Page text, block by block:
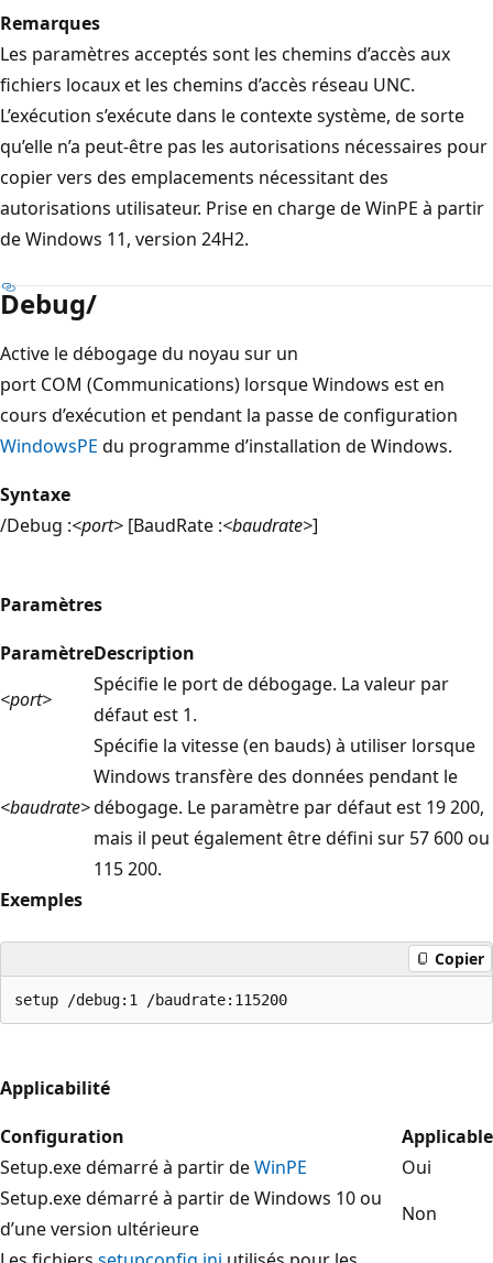
Remarques
Les paramètres acceptés sont les chemins d’accès aux
fichiers locaux et les chemins d’accès réseau UNC.
L’exécution s’exécute dans le contexte système, de sorte
qu’elle n’a peut-être pas les autorisations nécessaires pour
copier vers des emplacements nécessitant des
autorisations utilisateur. Prise en charge de WinPE à partir
de Windows 11, version 24H2.
Debug/
Active le débogage du noyau sur un
port COM (Communications) lorsque Windows est en
cours d’exécution et pendant la passe de configuration
WindowsPE du programme d’installation de Windows.
Syntaxe
/Debug :<port> [BaudRate :<baudrate>]
Paramètres
ParamètreDescription
<port>
Spécifie le port de débogage. La valeur par
défaut est 1.
<baudrate>
Spécifie la vitesse (en bauds) à utiliser lorsque
Windows transfère des données pendant le
débogage. Le paramètre par défaut est 19 200,
mais il peut également être défini sur 57 600 ou
115 200.
Exemples
Copier
Applicabilité
Configuration
Applicable
Setup.exe démarré à partir deWinPE
Oui
Setup.exe démarré à partir de Windows 10 ou
d’une version ultérieure
Non